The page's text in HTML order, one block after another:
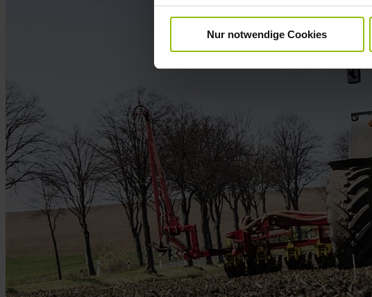
Datenverarbeitung Ihrer
Informationen zur Datenverarbeitung
Nur notwendige Cookies